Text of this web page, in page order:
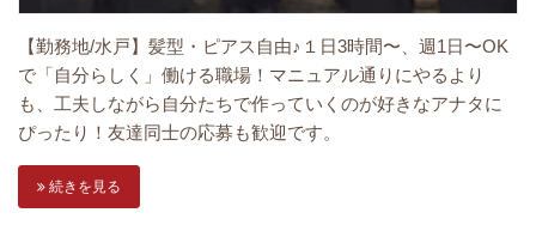
【勤務地/水戸】髪型・ピアス自由♪１日3時間〜、週1日〜OK
で「自分らしく」働ける職場！マニュアル通りにやるより
も、工夫しながら自分たちで作っていくのが好きなアナタに
ぴったり！友達同士の応募も歓迎です。
続きを見る